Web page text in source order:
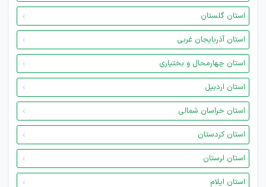
استان گلستان
استان آذربایجان غربی
استان چهارمحال و بختیاری
استان اردبیل
استان خراسان شمالی
استان کردستان
استان لرستان
استان ایلام